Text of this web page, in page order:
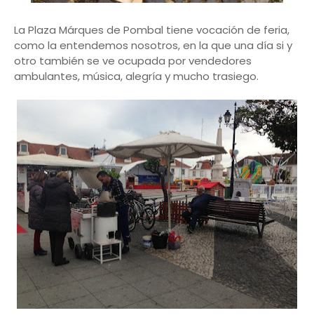
La Plaza Márques de Pombal tiene vocación de feria,
como la entendemos nosotros, en la que una día si y
otro también se ve ocupada por vendedores
ambulantes, música, alegría y mucho trasiego.